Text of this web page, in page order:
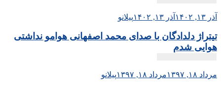
آذر ۱۳, ۱۴۰۲ آذر ۱۳, ۱۴۰۲ پیلانو
تیتراژ دلدادگان با صدای محمد اصفهانی هوامو نداشتی
هوایی شدم
مرداد ۱۸, ۱۳۹۷ مرداد ۱۸, ۱۳۹۷ پیلانو